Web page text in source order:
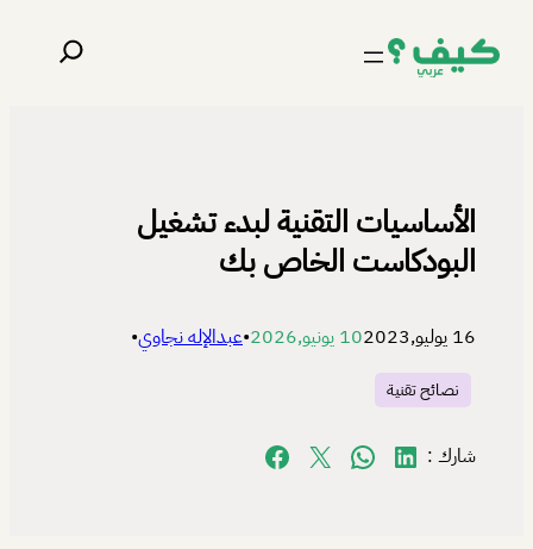
البحث
الأساسيات التقنية لبدء تشغيل
البودكاست الخاص بك
16 يوليو,2023 10 يونيو,2026 •عبدالإله نجاوي•
نصائح تقنية
شارك : Share on LinkedIn
Share on WhatsApp
Share on X
Share on Facebook